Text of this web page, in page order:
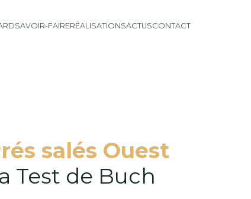
SAVOIR-FAIRERÉALISATIONSACTUSCONTACT
salés Ouest
Test de Buch